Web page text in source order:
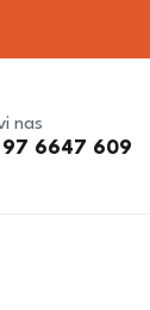
nas
97 6647 609